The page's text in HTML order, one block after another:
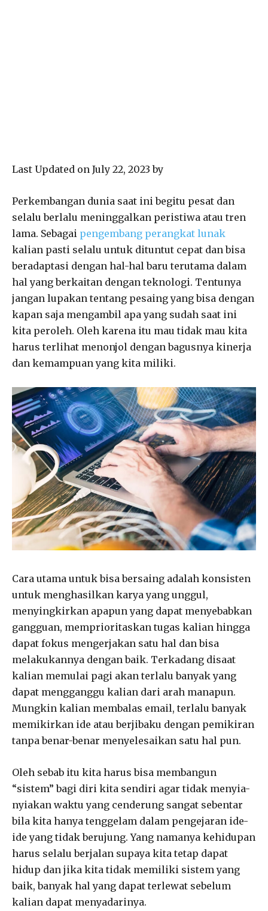
Last Updated on July 22, 2023 by
Perkembangan dunia saat ini begitu pesat dan
selalu berlalu meninggalkan peristiwa atau tren
lama. Sebagai pengembang perangkat lunak
kalian pasti selalu untuk dituntut cepat dan bisa
beradaptasi dengan hal-hal baru terutama dalam
hal yang berkaitan dengan teknologi. Tentunya
jangan lupakan tentang pesaing yang bisa dengan
kapan saja mengambil apa yang sudah saat ini
kita peroleh. Oleh karena itu mau tidak mau kita
harus terlihat menonjol dengan bagusnya kinerja
dan kemampuan yang kita miliki.
Cara utama untuk bisa bersaing adalah konsisten
untuk menghasilkan karya yang unggul,
menyingkirkan apapun yang dapat menyebabkan
gangguan, memprioritaskan tugas kalian hingga
dapat fokus mengerjakan satu hal dan bisa
melakukannya dengan baik. Terkadang disaat
kalian memulai pagi akan terlalu banyak yang
dapat mengganggu kalian dari arah manapun.
Mungkin kalian membalas email, terlalu banyak
memikirkan ide atau berjibaku dengan pemikiran
tanpa benar-benar menyelesaikan satu hal pun.
Oleh sebab itu kita harus bisa membangun
“sistem” bagi diri kita sendiri agar tidak menyia-
nyiakan waktu yang cenderung sangat sebentar
bila kita hanya tenggelam dalam pengejaran ide-
ide yang tidak berujung. Yang namanya kehidupan
harus selalu berjalan supaya kita tetap dapat
hidup dan jika kita tidak memiliki sistem yang
baik, banyak hal yang dapat terlewat sebelum
kalian dapat menyadarinya.